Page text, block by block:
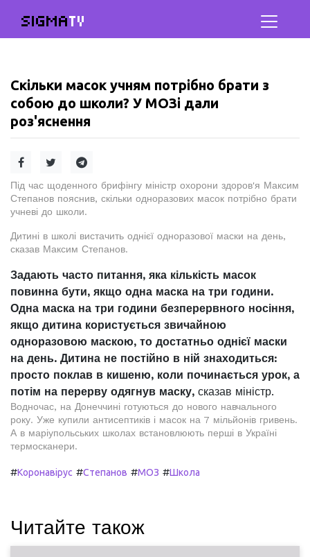
SIGMATV
Скільки масок учням потрібно брати з
собою до школи? У МОЗі дали
роз'яснення
Під час щоденного брифінгу міністр охорони здоров'я Максим
Степанов пояснив, скільки одноразових масок потрібно брати
учневі до школи.
Дитині в школі вистачить однієї одноразової маски на день,
сказав Максим Степанов.
Задають часто питання, яка кількість масок
повинна бути, якщо одна маска на три години.
Одна маска на три години безперервного носіння,
якщо дитина користується звичайною
одноразовою маскою, то достатньо однієї маски
на день. Дитина не постійно в ній знаходиться:
просто поклав в кишеню, коли починається урок, а
потім на перерву одягнув маску, сказав міністр.
Водночас, на Донеччині готуються до нового навчального
року. Уже купили антисептиків і масок на 7 мільйонів гривень.
А в маріупольських школах встановлюють перші в Україні
термосканери.
#Коронавірус #Степанов #МОЗ #Школа
Читайте також